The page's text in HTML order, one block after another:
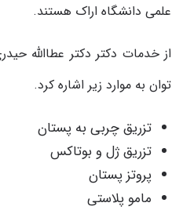
علمی دانشگاه اراک هستند.
از خدمات دکتر دکتر عطاالله
توان به موارد زیر اشاره کرد.
تزریق چربی به پستان
تزریق ژل و بوتاکس
پروتز پستان
مامو پلاستی